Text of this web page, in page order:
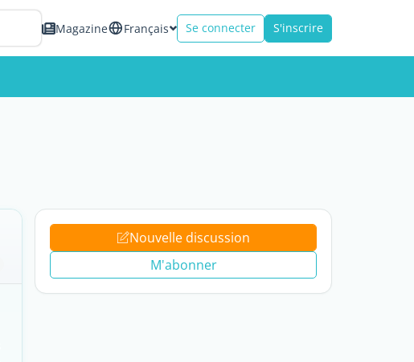
Magazine Français Se connecter S'inscrire
Nouvelle discussion
M'abonner